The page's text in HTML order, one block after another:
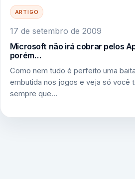
ARTIGO
17 de setembro de 2009
Microsoft não irá cobrar pelos
porém…
Como nem tudo é perfeito uma
embutida nos jogos e veja só você
sempre que…